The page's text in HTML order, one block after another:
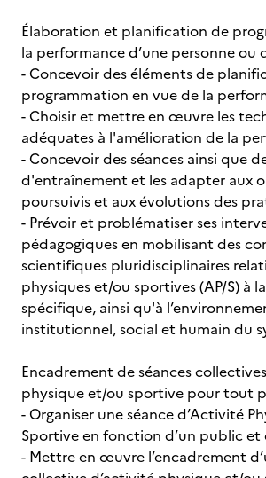
Élaboration et planification de
la performance d’une personne ou
- Concevoir des éléments de
programmation en vue de la
- Choisir et mettre en œuvre les
adéquates à l'amélioration de la
- Concevoir des séances ainsi que
d'entraînement et les adapter aux
poursuivis et aux évolutions des
- Prévoir et problématiser ses
pédagogiques en mobilisant des
scientifiques pluridisciplinaires
physiques et/ou sportives (AP/S) à
spécifique, ainsi qu'à
institutionnel, social et humain du
Encadrement de séances
physique et/ou sportive pour tout
- Organiser une séance d’Activité
Sportive en fonction d’un public et
- Mettre en œuvre l’encadrement